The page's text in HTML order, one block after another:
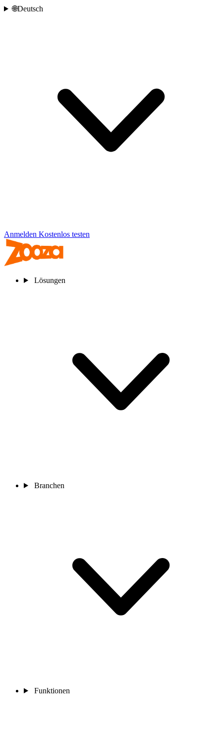
🌐Deutsch
Anmelden Kostenlos testen
Lösungen
Branchen
Funktionen